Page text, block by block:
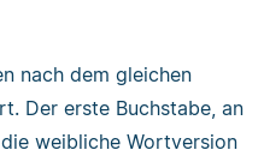
nach dem gleichen
Der erste Buchstabe, an
weibliche Wortversion